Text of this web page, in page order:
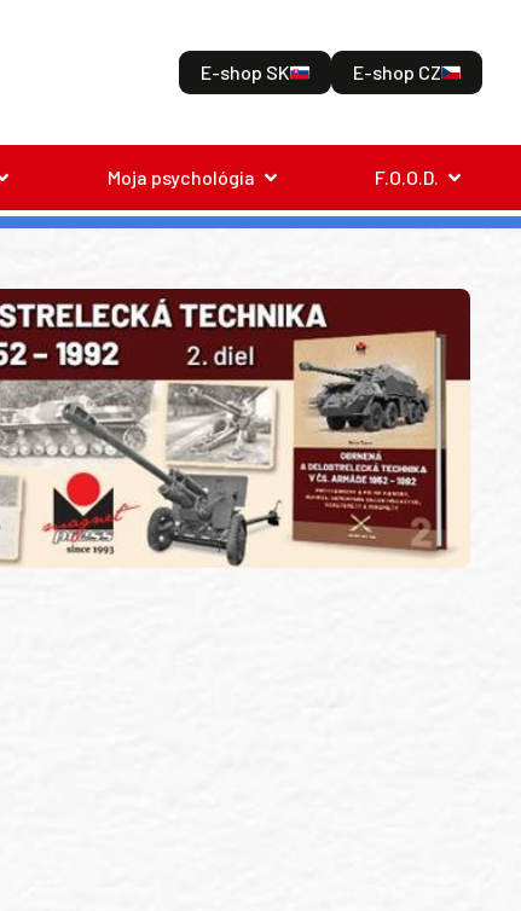
E-shop SK E-shop CZ
Moja psychológia F.O.O.D.